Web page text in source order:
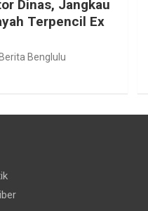
Dinas, Jangkau
Terpencil Ex
Berita Benglulu